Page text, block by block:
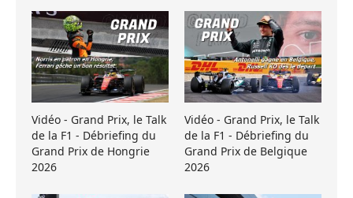
Vidéo - Grand Prix, le Talk
de la F1 - Débriefing du
Grand Prix de Hongrie
2026
Vidéo - Grand Prix, le Talk
de la F1 - Débriefing du
Grand Prix de Belgique
2026